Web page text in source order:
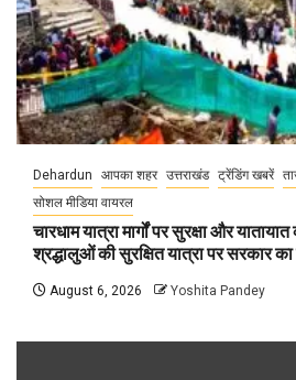
Dehardun आपका शहर उत्तराखंड ट्रेंडिंग खबरें
सोशल मीडिया वायरल
चारधाम यात्रा मार्गों पर सुरक्षा और
श्रद्धालुओं की सुरक्षित यात्रा पर सरकार
August 6, 2026 Yoshita Pandey